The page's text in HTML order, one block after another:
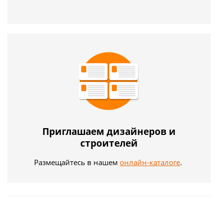
Приглашаем дизайнеров и
строителей
Размещайтесь в нашем онлайн-каталоге.